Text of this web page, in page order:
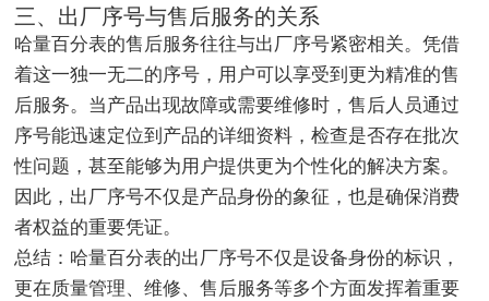
三、出厂序号与售后服务的关系
哈量百分表的售后服务往往与出厂序号紧密相关。凭借
着这一独一无二的序号，用户可以享受到更为精准的售
后服务。当产品出现故障或需要维修时，售后人员通过
序号能迅速定位到产品的详细资料，检查是否存在批次
性问题，甚至能够为用户提供更为个性化的解决方案。
因此，出厂序号不仅是产品身份的象征，也是确保消费
者权益的重要凭证。
总结：哈量百分表的出厂序号不仅是设备身份的标识，
更在质量管理、维修、售后服务等多个方面发挥着重要